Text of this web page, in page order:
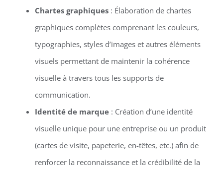
Chartes graphiques: Élaboration de chartes
graphiques complètes comprenant les couleurs,
typographies, styles d’images et autres éléments
visuels permettant de maintenir la cohérence
visuelle à travers tous les supports de
communication.
Identité de marque: Création d’une identité
visuelle unique pour une entreprise ou un produit
(cartes de visite, papeterie, en-têtes, etc.) afin de
renforcer la reconnaissance et la crédibilité de la